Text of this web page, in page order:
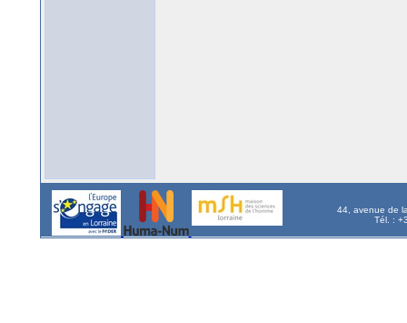
44, avenue de
Tél. :